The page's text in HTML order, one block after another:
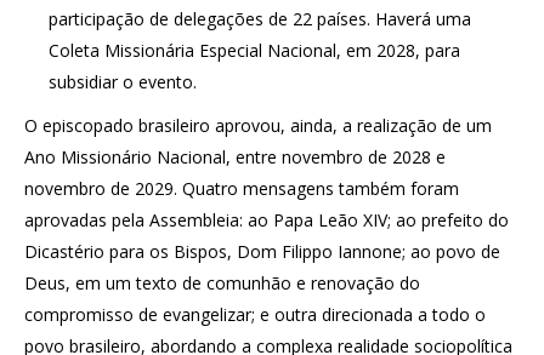
participação de delegações de 22 países. Haverá uma
Coleta Missionária Especial Nacional, em 2028, para
subsidiar o evento.
O episcopado brasileiro aprovou, ainda, a realização de um
Ano Missionário Nacional, entre novembro de 2028 e
novembro de 2029. Quatro mensagens também foram
aprovadas pela Assembleia: ao Papa Leão XIV; ao prefeito do
Dicastério para os Bispos, Dom Filippo Iannone; ao povo de
Deus, em um texto de comunhão e renovação do
compromisso de evangelizar; e outra direcionada a todo o
povo brasileiro, abordando a complexa realidade sociopolítica